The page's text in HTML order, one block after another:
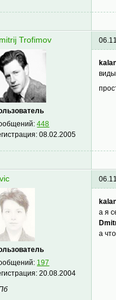
Trofimov
448
08.02.2005
197
20.08.2004
а я
а